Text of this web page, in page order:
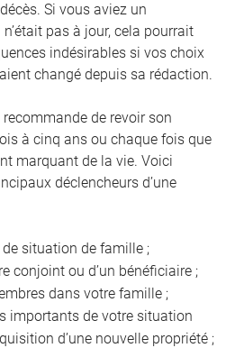
Si vous aviez un
pas à jour, cela pourrait
indésirables si vos choix
changé depuis sa rédaction.
recommande de revoir son
à cinq ans ou chaque fois que
marquant de la vie. Voici
déclencheurs d’une
situation de famille ;
conjoint ou d’un bénéficiaire ;
dans votre famille ;
importants de votre situation
d’une nouvelle propriété ;